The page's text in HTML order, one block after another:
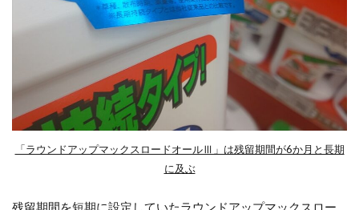
「ラウンドアップマックスロードオールⅢ」は残留期間が6か月と長期
に及ぶ
残留期間を短期に設定していたラウンドアップマックスロー